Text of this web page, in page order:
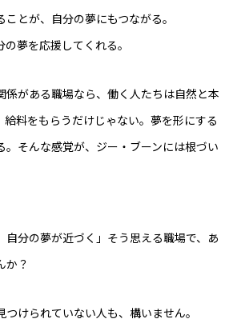
ことが、自分の夢にもつながる。
夢を応援してくれる。
係がある職場なら、働く人たちは自然と本
給料をもらうだけじゃない。夢を形にする
。そんな感覚が、ジー・ブーンには根づい
自分の夢が近づく」――そう思える職場で、あ
か？
けられていない人も、構いません。